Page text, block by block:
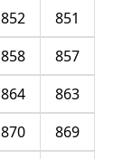
851
852
857
858
863
864
869
870